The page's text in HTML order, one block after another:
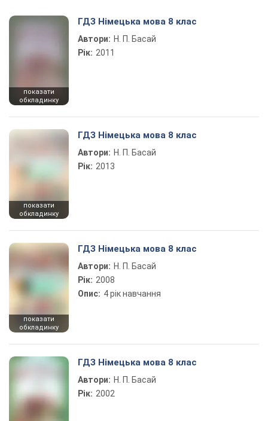
показати
обкладинку
ГДЗ Німецька мова 8 клас
Автори: Н. П. Басай
Рік: 2011
показати
обкладинку
ГДЗ Німецька мова 8 клас
Автори: Н. П. Басай
Рік: 2013
показати
обкладинку
ГДЗ Німецька мова 8 клас
Автори: Н. П. Басай
Рік: 2008
Опис: 4 рік навчання
ГДЗ Німецька мова 8 клас
Автори: Н. П. Басай
Рік: 2002